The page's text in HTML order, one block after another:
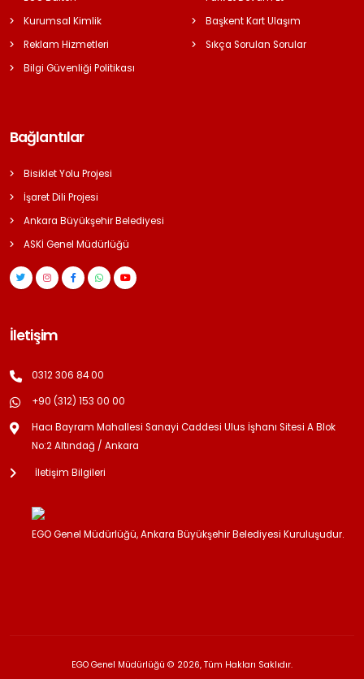
Kurumsal Kimlik
Reklam Hizmetleri
Bilgi Güvenliği Politikası
Başkent Kart Ulaşım
Sıkça Sorulan Sorular
Bağlantılar
Bisiklet Yolu Projesi
İşaret Dili Projesi
Ankara Büyükşehir Belediyesi
ASKİ Genel Müdürlüğü
İletişim
0312 306 84 00
+90 (312) 153 00 00
Hacı Bayram Mahallesi Sanayi Caddesi Ulus İşhanı Sitesi A Blok
No:2 Altındağ / Ankara
İletişim Bilgileri
EGO Genel Müdürlüğü, Ankara Büyükşehir Belediyesi Kuruluşudur.
EGO Genel Müdürlüğü © 2026, Tüm Hakları Saklıdır.